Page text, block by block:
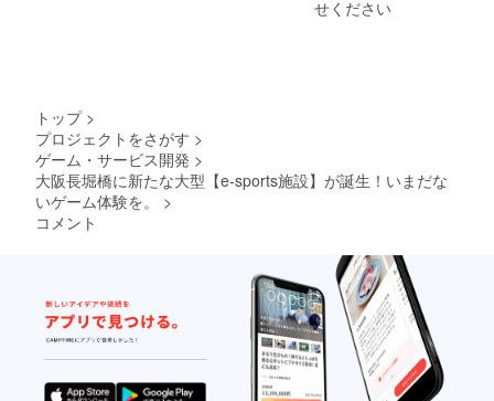
願い致
日） ・
配信す
わせは
個別で
させて
頂きま
す。 ・
動画に
関して
は15秒
せください
トップ >
プロジェクトをさがす >
ゲーム・サービス開発 >
大阪長堀橋に新たな大型【e-sports施設】が誕生！いまだな
いゲーム体験を。
>
コメント